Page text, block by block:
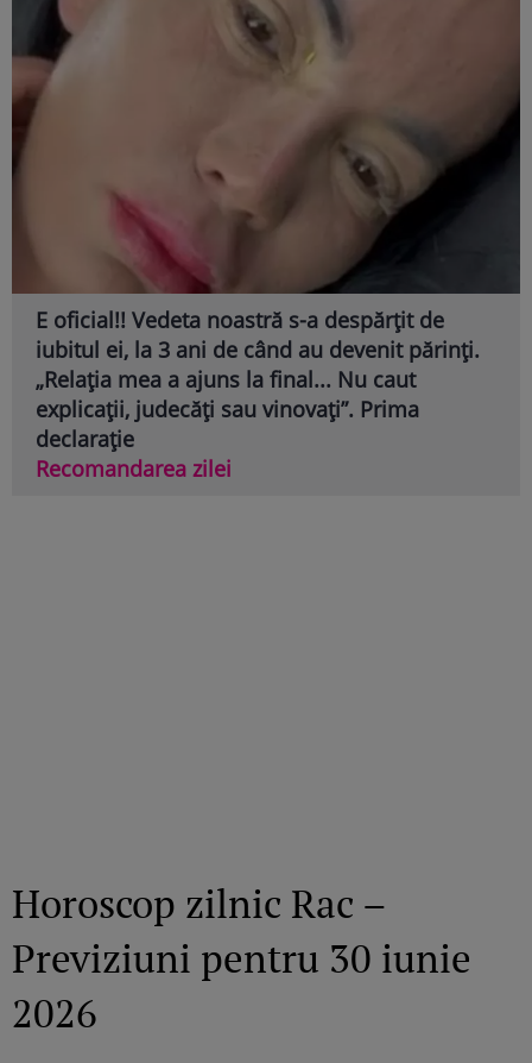
E oficial!! Vedeta noastră s-a despărțit de
iubitul ei, la 3 ani de când au devenit părinți.
„Relația mea a ajuns la final... Nu caut
explicații, judecăți sau vinovați”. Prima
declarație
Recomandarea zilei
Horoscop zilnic Rac –
Previziuni pentru 30 iunie
2026